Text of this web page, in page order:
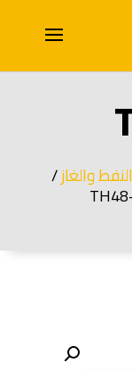
النفط والغاز/